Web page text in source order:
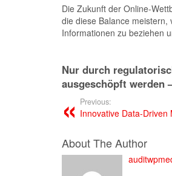
Die Zukunft der Online-
die diese Balance
Informationen zu beziehen
Nur durch
ausgeschöpft werden
Previous:
Innovative Data-
About The Author